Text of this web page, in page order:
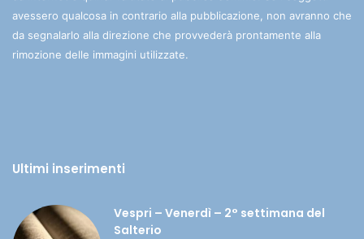
avessero qualcosa in contrario alla pubblicazione, non avranno che
da segnalarlo alla direzione che provvederà prontamente alla
rimozione delle immagini utilizzate.
Ultimi inserimenti
Vespri – Venerdì – 2° settimana del
Salterio